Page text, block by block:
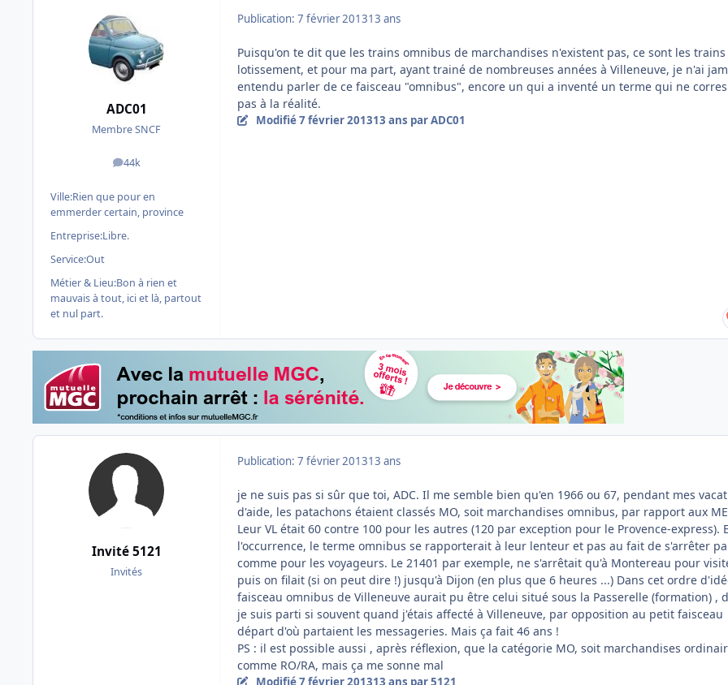
ADC01
Membre SNCF
44k
messages
Ville:Rien que pour en
emmerder certain, province
Entreprise:Libre.
Service:Out
Métier & Lieu:Bon à rien et
mauvais à tout, ici et là, partout
et nul part.
Publication: 7 février 201313 ans
Puisqu'on te dit que les trains omnibus de marchandises n'existent pas, ce sont les
lotissement, et pour ma part, ayant trainé de nombreuses années à Villeneuve, je n'ai
entendu parler de ce faisceau "omnibus", encore un qui a inventé un terme qui ne
pas à la réalité.
Modifié7 février 201313 ans par ADC01
Invité 5121
Invités
Publication: 7 février 201313 ans
je ne suis pas si sûr que toi, ADC. Il me semble bien qu'en 1966 ou 67, pendant mes
d'aide, les patachons étaient classés MO, soit marchandises omnibus, par rapport aux
Leur VL était 60 contre 100 pour les autres (120 par exception pour le Provence-express).
l'occurrence, le terme omnibus se rapporterait à leur lenteur et pas au fait de s'arrêter
comme pour les voyageurs. Le 21401 par exemple, ne s'arrêtait qu'à Montereau pour
puis on filait (si on peut dire !) jusqu'à Dijon (en plus que 6 heures ...) Dans cet ordre
faisceau omnibus de Villeneuve aurait pu être celui situé sous la Passerelle (formation) ,
je suis parti si souvent quand j'étais affecté à Villeneuve, par opposition au petit faisceau
départ d'où partaient les messageries. Mais ça fait 46 ans !
PS : il est possible aussi , après réflexion, que la catégorie MO, soit marchandises
comme RO/RA, mais ça me sonne mal
Modifié7 février 201313 ans par 5121